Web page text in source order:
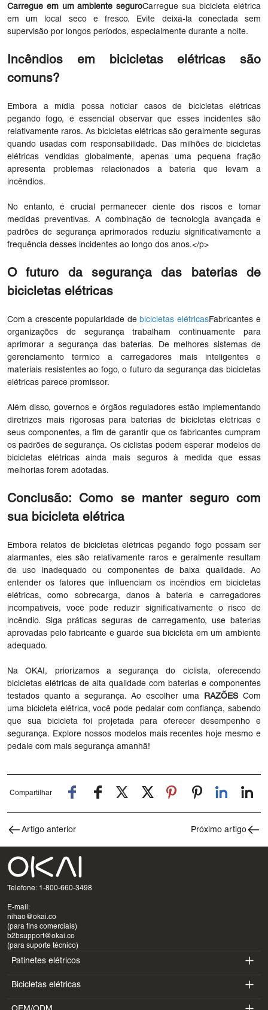
Carregue em um ambiente seguroCarregue sua bicicleta elétrica
em um local seco e fresco. Evite deixá-la conectada sem
supervisão por longos períodos, especialmente durante a noite.
Incêndios em bicicletas elétricas são
comuns?
Embora a mídia possa noticiar casos de bicicletas elétricas
pegando fogo, é essencial observar que esses incidentes são
relativamente raros. As bicicletas elétricas são geralmente seguras
quando usadas com responsabilidade. Das milhões de bicicletas
elétricas vendidas globalmente, apenas uma pequena fração
apresenta problemas relacionados à bateria que levam a
incêndios.
No entanto, é crucial permanecer ciente dos riscos e tomar
medidas preventivas. A combinação de tecnologia avançada e
padrões de segurança aprimorados reduziu significativamente a
frequência desses incidentes ao longo dos anos.</p>
O futuro da segurança das baterias de
bicicletas elétricas
Com a crescente popularidade de bicicletas elétricasFabricantes e
organizações de segurança trabalham continuamente para
aprimorar a segurança das baterias. De melhores sistemas de
gerenciamento térmico a carregadores mais inteligentes e
materiais resistentes ao fogo, o futuro da segurança das bicicletas
elétricas parece promissor.
Além disso, governos e órgãos reguladores estão implementando
diretrizes mais rigorosas para baterias de bicicletas elétricas e
seus componentes, a fim de garantir que os fabricantes cumpram
os padrões de segurança. Os ciclistas podem esperar modelos de
bicicletas elétricas ainda mais seguros à medida que essas
melhorias forem adotadas.
Conclusão: Como se manter seguro com
sua bicicleta elétrica
Embora relatos de bicicletas elétricas pegando fogo possam ser
alarmantes, eles são relativamente raros e geralmente resultam
de uso inadequado ou componentes de baixa qualidade. Ao
entender os fatores que influenciam os incêndios em bicicletas
elétricas, como sobrecarga, danos à bateria e carregadores
incompatíveis, você pode reduzir significativamente o risco de
incêndio. Siga práticas seguras de carregamento, use baterias
aprovadas pelo fabricante e guarde sua bicicleta em um ambiente
adequado.
Na OKAI, priorizamos a segurança do ciclista, oferecendo
bicicletas elétricas de alta qualidade com baterias e componentes
testados quanto à segurança. Ao escolher uma
RAZÕESCom
uma bicicleta elétrica, você pode pedalar com confiança, sabendo
que sua bicicleta foi projetada para oferecer desempenho e
segurança. Explore nossos modelos mais recentes hoje mesmo e
pedale com mais segurança amanhã!
Compartilhar
Artigo anterior Próximo artigo
Telefone: 1-800-660-3498
E-mail:
nihao@okai.co
(para fins comerciais)
b2bsupport@okai.co
(para suporte técnico)
Patinetes elétricos
ES400A
Bicicletas elétricas
EB100B